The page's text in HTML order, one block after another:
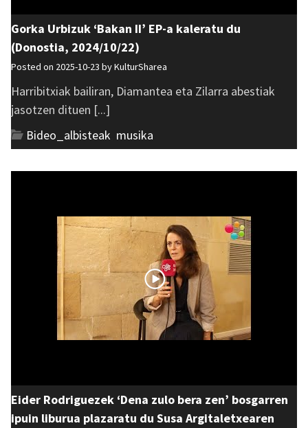
Gorka Urbizuk ‘Bakan II’ EP-a kaleratu du
(Donostia, 2024/10/22)
Posted on 2025-10-23 byKulturSharea
Harribitxiak bailiran, Diamantea eta Zilarra abestiak
jasotzen dituen [...]
Bideo_albisteak musika
Eider Rodriguezek ‘Dena zulo bera zen’ bosgarren
ipuin liburua plazaratu du Susa Argitaletxearen